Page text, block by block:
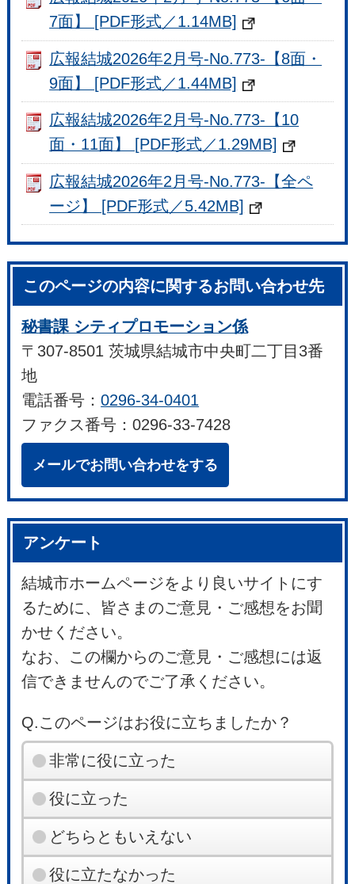
7面】 [PDF形式／1.14MB]
広報結城2026年2月号-No.773-【8面・
9面】 [PDF形式／1.44MB]
広報結城2026年2月号-No.773-【10
面・11面】 [PDF形式／1.29MB]
広報結城2026年2月号-No.773-【全ペ
ージ】 [PDF形式／5.42MB]
このページの内容に関するお問い合わせ先
秘書課 シティプロモーション係
〒307-8501 茨城県結城市中央町二丁目3番
地
電話番号：0296-34-0401
ファクス番号：0296-33-7428
メールでお問い合わせをする
アンケート
結城市ホームページをより良いサイトにす
るために、皆さまのご意見・ご感想をお聞
かせください。
なお、この欄からのご意見・ご感想には返
信できませんのでご了承ください。
Q.このページはお役に立ちましたか？
非常に役に立った
役に立った
どちらともいえない
役に立たなかった